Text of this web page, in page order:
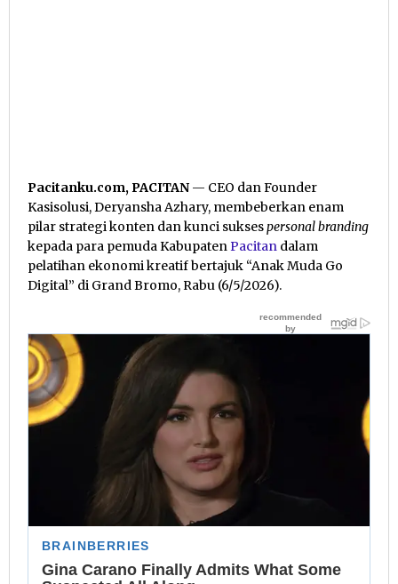
Pacitanku.com, PACITAN — CEO dan Founder
Kasisolusi, Deryansha Azhary, membeberkan enam
pilar strategi konten dan kunci suksespersonal branding
kepada para pemuda KabupatenPacitan dalam
pelatihan ekonomi kreatif bertajuk “Anak Muda Go
Digital” di Grand Bromo, Rabu (6/5/2026).